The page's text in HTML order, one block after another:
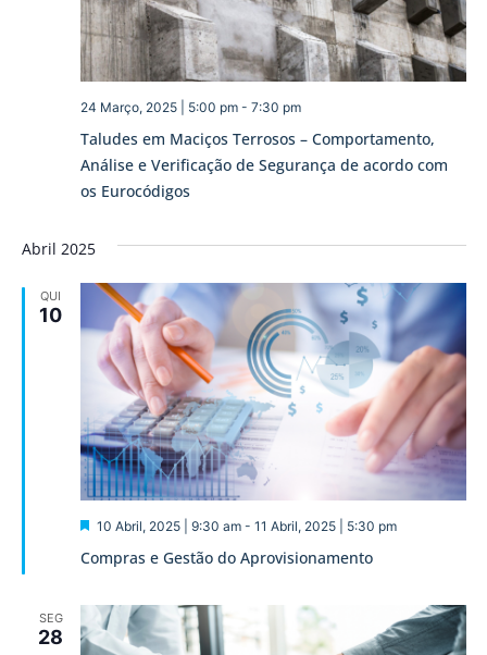
Taludes em Maciços Terrosos – Comportamento,
Análise e Verificação de Segurança de acordo com
os Eurocódigos
24 Março, 2025 | 5:00 pm- 7:30 pm
Abril 2025
QUI
10
Compras e Gestão do Aprovisionamento
Destaque
10 Abril, 2025 | 9:30 am- 11 Abril, 2025 | 5:30 pm
SEG
28